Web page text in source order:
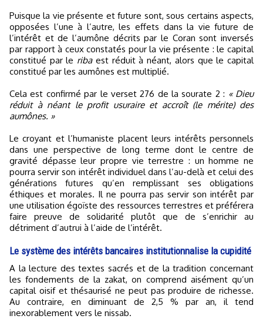
Puisque la vie présente et future sont, sous certains aspects,
opposées l’une à l’autre, les effets dans la vie future de
l’intérêt et de l’aumône décrits par le Coran sont inversés
par rapport à ceux constatés pour la vie présente : le capital
constitué par le ribaest réduit à néant, alors que le capital
constitué par les aumônes est multiplié.
Cela est confirmé par le verset 276 de la sourate 2 : « Dieu
réduit à néant le profit usuraire et accroît (le mérite) des
aumônes. »
Le croyant et l’humaniste placent leurs intérêts personnels
dans une perspective de long terme dont le centre de
gravité dépasse leur propre vie terrestre : un homme ne
pourra servir son intérêt individuel dans l’au-delà et celui des
générations futures qu’en remplissant ses obligations
éthiques et morales. Il ne pourra pas servir son intérêt par
une utilisation égoïste des ressources terrestres et préférera
faire preuve de solidarité plutôt que de s’enrichir au
détriment d’autrui à l’aide de l’intérêt.
Le système des intérêts bancaires institutionnalise la cupidité
A la lecture des textes sacrés et de la tradition concernant
les fondements de la zakat, on comprend aisément qu’un
capital oisif et thésaurisé ne peut pas produire de richesse.
Au contraire, en diminuant de 2,5 % par an, il tend
inexorablement vers le nissab.